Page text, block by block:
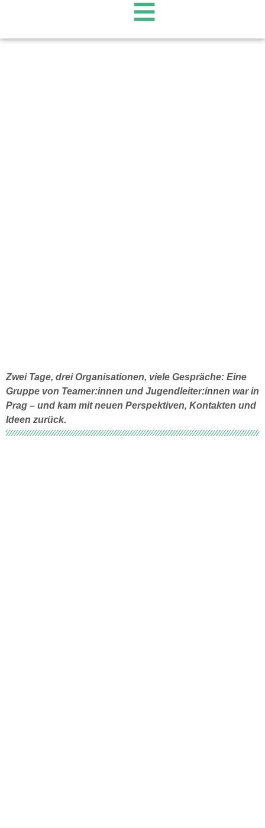
Zwei Tage, drei Organisationen, viele Gespräche: Eine
Gruppe von Teamer:innen und Jugendleiter:innen war in
Prag – und kam mit neuen Perspektiven, Kontakten und
Ideen zurück.